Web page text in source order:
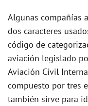
Algunas compañías
dos caracteres
código de
aviación legislado
Aviación Civil
compuesto por tres
también sirve para